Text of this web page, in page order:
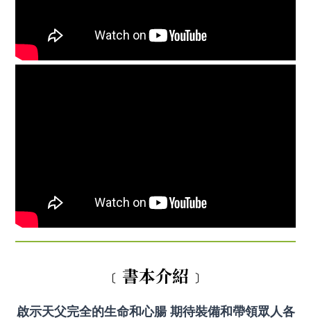
﹝書本介紹﹞
啟示天父完全的生命和心腸 期待裝備和帶領眾人各